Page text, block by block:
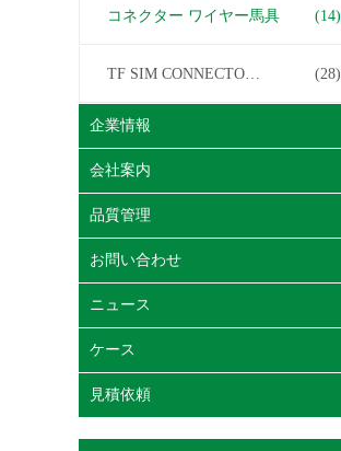
コネクター ワイヤー馬具 (14)
TF SIM CONNECTOR について (28)
企業情報
会社案内
品質管理
お問い合わせ
ニュース
ケース
見積依頼